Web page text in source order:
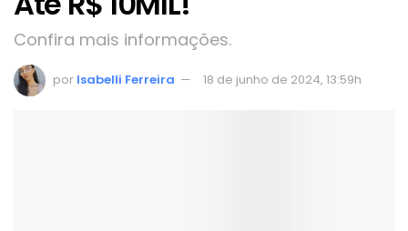
Confira mais informações.
por Isabelli Ferreira 18 de junho de 2024, 13:59h